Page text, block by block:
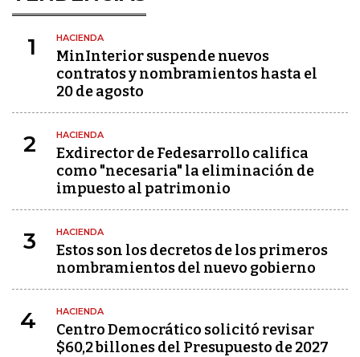
1 HACIENDA
MinInterior suspende nuevos
contratos y nombramientos hasta el
20 de agosto
2 HACIENDA
Exdirector de Fedesarrollo califica
como "necesaria" la eliminación de
impuesto al patrimonio
3 HACIENDA
Estos son los decretos de los primeros
nombramientos del nuevo gobierno
4 HACIENDA
Centro Democrático solicitó revisar
$60,2 billones del Presupuesto de 2027